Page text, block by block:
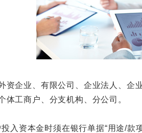
业、有限公司、企业法人、企
工商户、分支机构、分公司。
资本金时须在银行单据“用途/款